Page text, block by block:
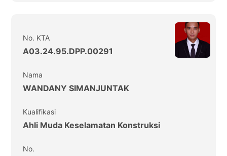
No. KTA
A03.24.95.DPP.00291
Nama
WANDANY SIMANJUNTAK
Kualifikasi
Ahli Muda Keselamatan Konstruksi
No.